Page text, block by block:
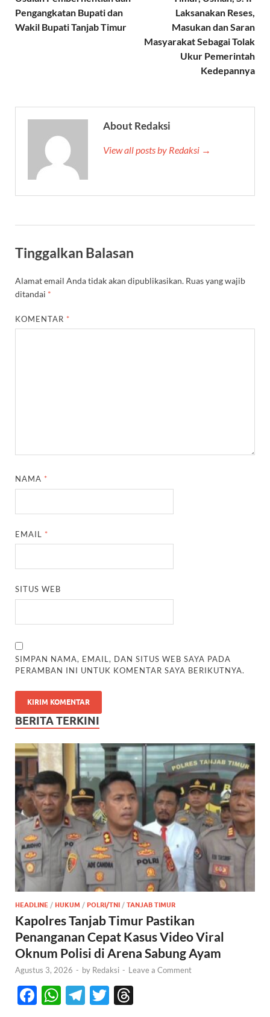
Pengangkatan Bupati dan
Wakil Bupati Tanjab Timur
Laksanakan Reses,
Masukan dan Saran
Masyarakat Sebagai Tolak
Ukur Pemerintah
Kedepannya
About Redaksi
View all posts by Redaksi →
Tinggalkan Balasan
Alamat email Anda tidak akan dipublikasikan. Ruas yang wajib
ditandai *
KOMENTAR *
NAMA *
EMAIL *
SITUS WEB
SIMPAN NAMA, EMAIL, DAN SITUS WEB SAYA PADA
PERAMBAN INI UNTUK KOMENTAR SAYA BERIKUTNYA.
BERITA TERKINI
HEADLINE / HUKUM / POLRI/TNI / TANJAB TIMUR
Kapolres Tanjab Timur Pastikan
Penanganan Cepat Kasus Video Viral
Oknum Polisi di Arena Sabung Ayam
Agustus 3, 2026 - by Redaksi - Leave a Comment
F
W T
T